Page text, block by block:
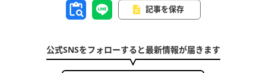
記事を保存
公式SNSをフォローすると最新情報が届きます